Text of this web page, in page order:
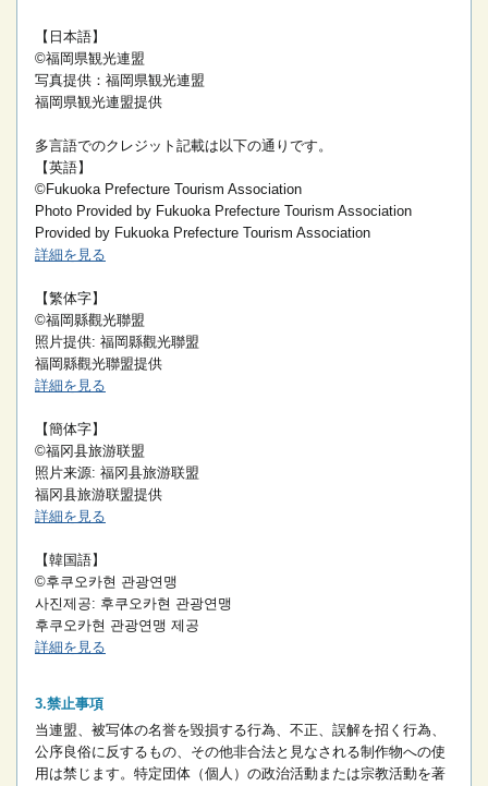
【日本語】
©福岡県観光連盟
写真提供：福岡県観光連盟
福岡県観光連盟提供
多言語でのクレジット記載は以下の通りです。
【英語】
©Fukuoka Prefecture Tourism Association
Photo Provided by Fukuoka Prefecture Tourism Association
Provided by Fukuoka Prefecture Tourism Association
詳細を見る
【繁体字】
©福岡縣觀光聯盟
照片提供: 福岡縣觀光聯盟
福岡縣觀光聯盟提供
詳細を見る
【簡体字】
©福冈县旅游联盟
照片来源: 福冈县旅游联盟
福冈县旅游联盟提供
詳細を見る
【韓国語】
©후쿠오카현 관광연맹
사진제공: 후쿠오카현 관광연맹
후쿠오카현 관광연맹 제공
詳細を見る
禁止事項
当連盟、被写体の名誉を毀損する行為、不正、誤解を招く行為、
公序良俗に反するもの、その他非合法と見なされる制作物への使
用は禁じます。 特定団体（個人）の政治活動または宗教活動を著